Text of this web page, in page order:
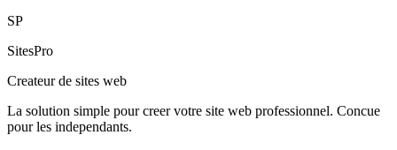
SP
SitesPro
Createur de sites web
La solution simple pour creer votre site web professionnel. Concue
pour les independants.